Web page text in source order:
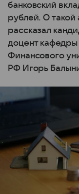
банковский
рублей. О такой
рассказал
доцент
Финансового
РФ Игорь